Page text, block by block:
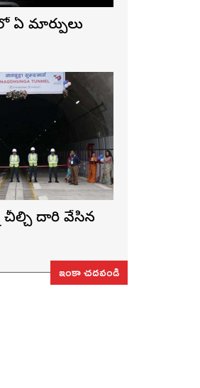
మార్పులు
దారి వేసిన
ఇంకా చదవండి